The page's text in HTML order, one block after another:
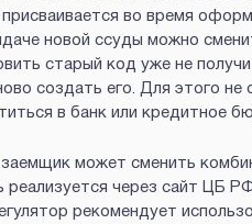
во время
новой ссуды можно
старый код уже не
создать его. Для этого
в банк или кредитное
заемщик может сменить
реализуется через сайт ЦБ
рекомендует